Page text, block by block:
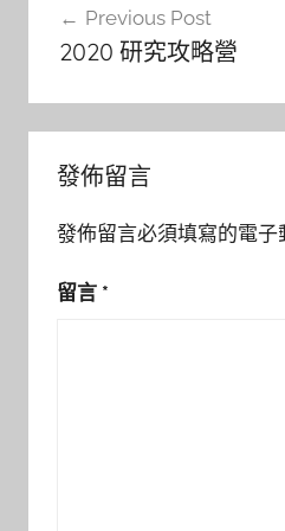
Previous Post
2020 研究攻略營
發佈留言
發佈留言必須填寫的電子
留言 *